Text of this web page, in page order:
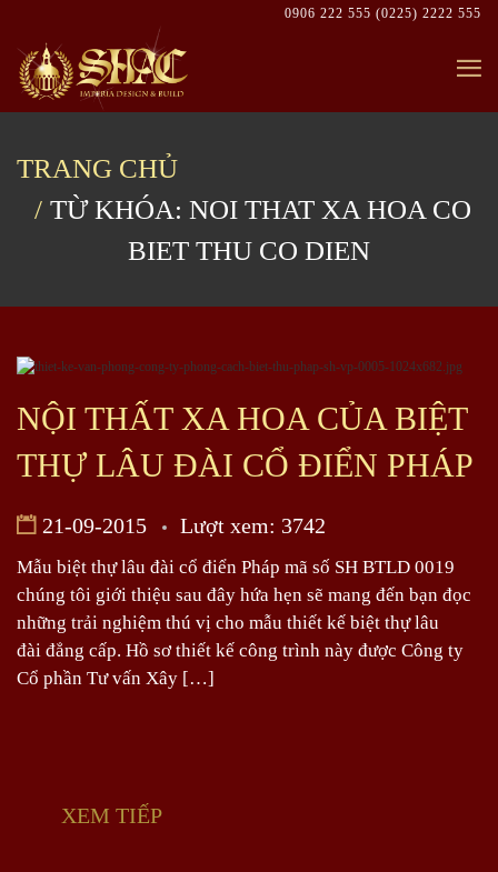
content
0906 222 555 (0225) 2222 555
TRANG CHỦ
TỪ KHÓA: NOI THAT XA HOA CO
BIET THU CO DIEN
NỘI THẤT XA HOA CỦA BIỆT
THỰ LÂU ĐÀI CỔ ĐIỂN PHÁP
21-09-2015 Lượt xem: 3742
Mẫu biệt thự lâu đài cổ điển Pháp mã số SH BTLD 0019
chúng tôi giới thiệu sau đây hứa hẹn sẽ mang đến bạn đọc
những trải nghiệm thú vị cho mẫu thiết kế biệt thự lâu
đài đẳng cấp. Hồ sơ thiết kế công trình này được Công ty
Cổ phần Tư vấn Xây […]
XEM TIẾP